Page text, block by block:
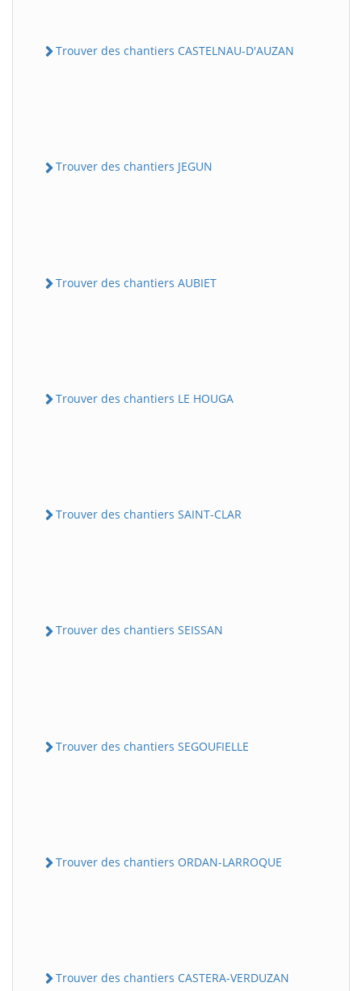
Trouver des chantiers CASTELNAU-D'AUZAN
Trouver des chantiers JEGUN
Trouver des chantiers AUBIET
Trouver des chantiers LE HOUGA
Trouver des chantiers SAINT-CLAR
Trouver des chantiers SEISSAN
Trouver des chantiers SEGOUFIELLE
Trouver des chantiers ORDAN-LARROQUE
Trouver des chantiers CASTERA-VERDUZAN